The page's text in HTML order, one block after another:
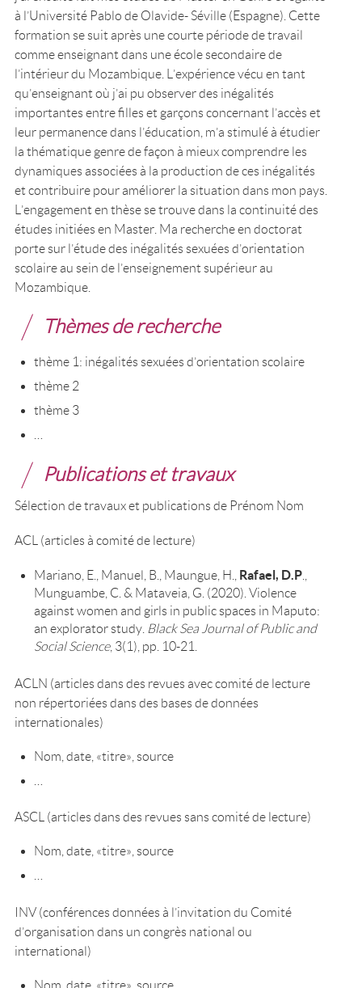
à l’Université Pablo de Olavide- Séville (Espagne). Cette
formation se suit après une courte période de travail
comme enseignant dans une école secondaire de
l’intérieur du Mozambique. L’expérience vécu en tant
qu’enseignant où j’ai pu observer des inégalités
importantes entre filles et garçons concernant l’accès et
leur permanence dans l’éducation, m’a stimulé à étudier
la thématique genre de façon à mieux comprendre les
dynamiques associées à la production de ces inégalités
et contribuire pour améliorer la situation dans mon pays.
L’engagement en thèse se trouve dans la continuité des
études initiées en Master. Ma recherche en doctorat
porte sur l’étude des inégalités sexuées d’orientation
scolaire au sein de l’enseignement supérieur au
Mozambique.
Thèmes de recherche
thème 1: inégalités sexuées d’orientation scolaire
thème 2
thème 3
Publications et travaux
Sélection de travaux et publications de Prénom Nom
ACL (articles à comité de lecture)
Mariano, E., Manuel, B., Maungue, H., Rafael, D.P.,
Munguambe, C. & Mataveia, G. (2020). Violence
against women and girls in public spaces in Maputo:
an explorator study. Black Sea Journal of Public and
Social Science, 3(1), pp. 10-21.
ACLN (articles dans des revues avec comité de lecture
non répertoriées dans des bases de données
internationales)
Nom, date, «titre», source
ASCL (articles dans des revues sans comité de lecture)
Nom, date, «titre», source
INV (conférences données à l’invitation du Comité
d’organisation dans un congrès national ou
international)
Nom, date, «titre», source